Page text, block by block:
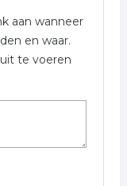
aan wanneer
en waar.
te voeren